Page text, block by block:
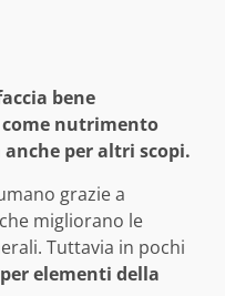
bene
come nutrimento
anche per altri scopi.
grazie a
migliorano le
Tuttavia in pochi
elementi della